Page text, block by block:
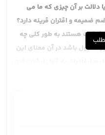
بر آن چیزی که ما می
ضمیمه و اقتران قرینه دارد؟
هستند به طور کلی چه
قبول باشد در آن معنای این
برای حدوث است یا هیئاتی که
در لغت عربی مناسب با حدوث